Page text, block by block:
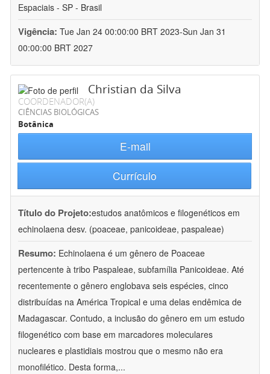
Espaciais - SP - Brasil
Vigência: Tue Jan 24 00:00:00 BRT 2023-Sun Jan 31
00:00:00 BRT 2027
Christian da Silva
COORDENADOR(A)
CIÊNCIAS BIOLÓGICAS
Botânica
E-mail
Currículo
Título do Projeto:estudos anatômicos e filogenéticos em
echinolaena desv. (poaceae, panicoideae, paspaleae)
Resumo: Echinolaena é um gênero de Poaceae
pertencente à tribo Paspaleae, subfamília Panicoideae. Até
recentemente o gênero englobava seis espécies, cinco
distribuídas na América Tropical e uma delas endêmica de
Madagascar. Contudo, a inclusão do gênero em um estudo
filogenético com base em marcadores moleculares
nucleares e plastidiais mostrou que o mesmo não era
monofilético. Desta forma,...